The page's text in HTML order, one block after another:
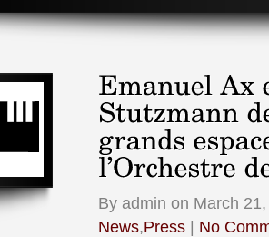
By admin on March
News,Press | No